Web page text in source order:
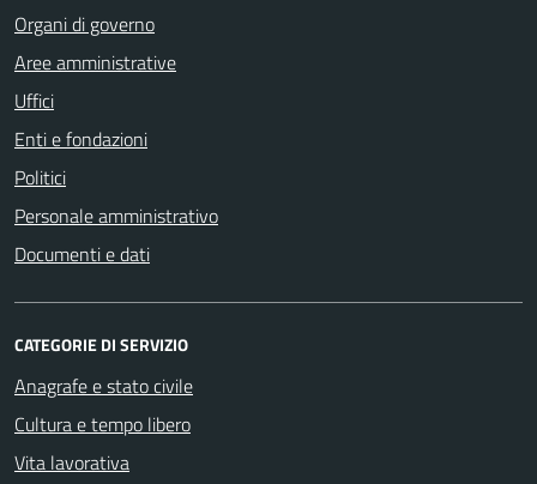
Organi di governo
Aree amministrative
Uffici
Enti e fondazioni
Politici
Personale amministrativo
Documenti e dati
CATEGORIE DI SERVIZIO
Anagrafe e stato civile
Cultura e tempo libero
Vita lavorativa